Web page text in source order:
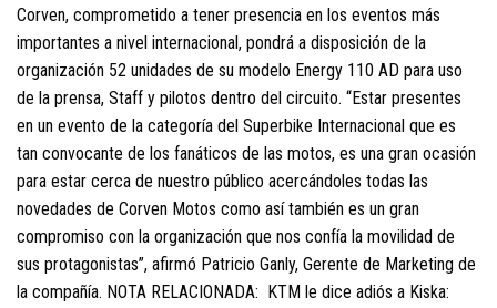
Corven, comprometido a tener presencia en los eventos más
importantes a nivel internacional, pondrá a disposición de la
organización 52 unidades de su modelo Energy 110 AD para uso
de la prensa, Staff y pilotos dentro del circuito. “Estar presentes
en un evento de la categoría del Superbike Internacional que es
tan convocante de los fanáticos de las motos, es una gran ocasión
para estar cerca de nuestro público acercándoles todas las
novedades de Corven Motos como así también es un gran
compromiso con la organización que nos confía la movilidad de
sus protagonistas”, afirmó Patricio Ganly, Gerente de Marketing de
la compañía. NOTA RELACIONADA: KTM le dice adiós a Kiska: